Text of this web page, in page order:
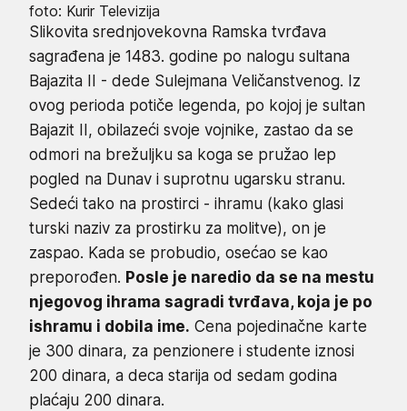
foto: Kurir Televizija
Slikovita srednjovekovna Ramska tvrđava
sagrađena je 1483. godine po nalogu sultana
Bajazita II - dede Sulejmana Veličanstvenog. Iz
ovog perioda potiče legenda, po kojoj je sultan
Bajazit II, obilazeći svoje vojnike, zastao da se
odmori na brežuljku sa koga se pružao lep
pogled na Dunav i suprotnu ugarsku stranu.
Sedeći tako na prostirci - ihramu (kako glasi
turski naziv za prostirku za molitve), on je
zaspao. Kada se probudio, osećao se kao
preporođen. Posle je naredio da se na mestu
njegovog ihrama sagradi tvrđava, koja je po
ishramu i dobila ime. Cena pojedinačne karte
je 300 dinara, za penzionere i studente iznosi
200 dinara, a deca starija od sedam godina
plaćaju 200 dinara.